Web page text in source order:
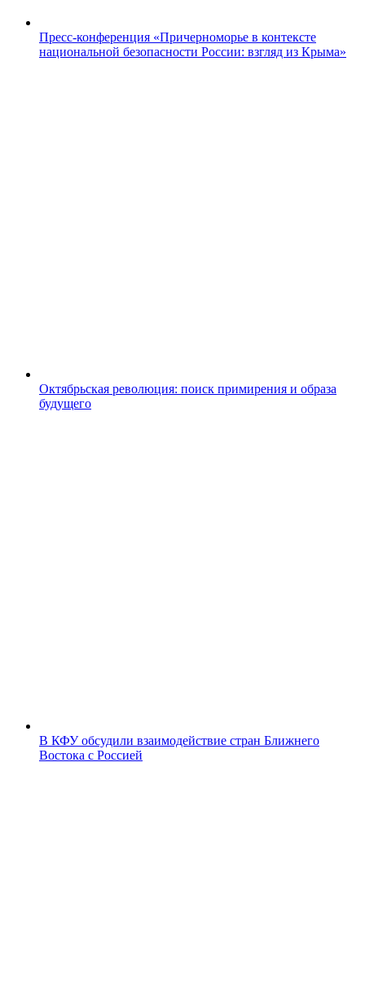
Пресс-конференция «Причерноморье в контексте
национальной безопасности России: взгляд из Крыма»
Октябрьская революция: поиск примирения и образа
будущего
В КФУ обсудили взаимодействие стран Ближнего
Востока с Россией